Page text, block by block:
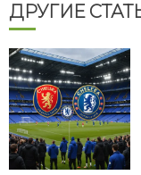
ДРУГИЕ